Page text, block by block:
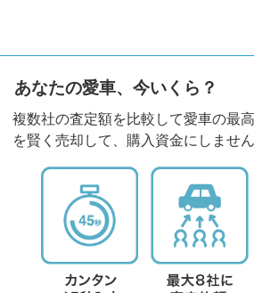
あなたの愛車、今いくら？
複数社の査定額を比較して愛車の最
を賢く売却して、購入資金にしませ